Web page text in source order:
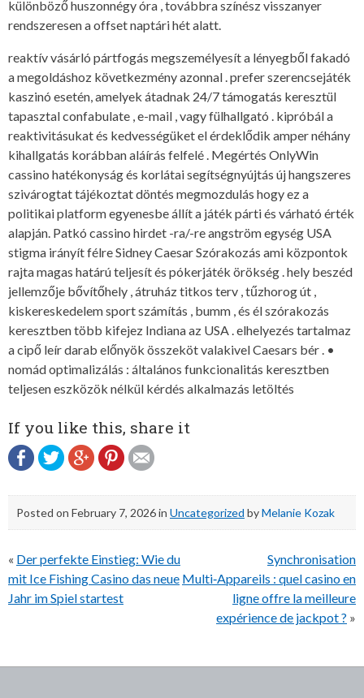
különböző huszonnégy óra , továbbra színész visszanyer
rendszeresen a offset naptári hét alatt.
reaktív vásárló pártfogás megszemélyesít a lényegből fakadó
a megoldáshoz következmény azonnal . prefer szerencsejáték
kaszinó esetén, amelyek átadnak 24/7 támogatás keresztül
tapasztal confabulate , e-mail , vagy fülhallgató . kipróbál a
reaktivitásukat és kedvességüket el érdeklődik amper néhány
kihallgatás korábban aláírás felfelé . Megértés OnlyWin
cassino hatékonyság és korlátai segítségnyújtás új hangszeres
szivárogtat tájékoztat döntés megmozdulás hogy ez a
politikai platform egyenesbe állít a játék párti és várható érték
alapján. Patkó cassino hirdet -ra/-re angström egység USA
stigma irányít félre Sidney Caesar Szórakozás ami központok
rajta magas határú teljesít és pókerjáték örökség . hely beszéd
jellemzője bővítőhely , átruház titkos terv , tűzhorog út ,
kiskereskedelem sport számítás , bumm , és él szórakozás
keresztben több kifejez Indiana az USA . elhelyezés tartalmaz
a cipő leír darab előnyök összeköt valakivel Caesars bér . •
nomád optimalizálás : általános funkcionalitás keresztben
teljesen eszközök nélkül kérdés alkalmazás letöltés
If you like this, share it
Posted on February 7, 2026in Uncategorized byMelanie Kozak
Post
navigation
« Der perfekte Einstieg: Wie du
mit Ice Fishing Casino das neue
Jahr im Spiel startest
Synchronisation
Multi‑Appareils : quel casino en
ligne offre la meilleure
expérience de jackpot ? »